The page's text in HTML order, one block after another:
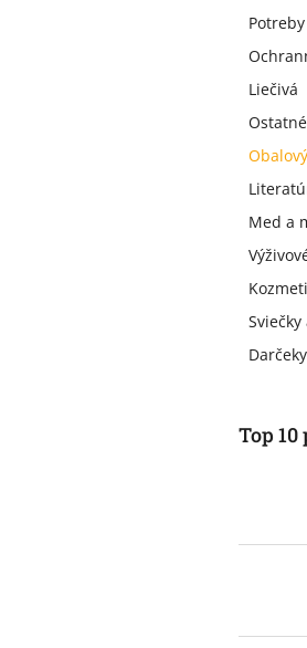
Liečivá
Ostatné
Med a
Darčeky
Top